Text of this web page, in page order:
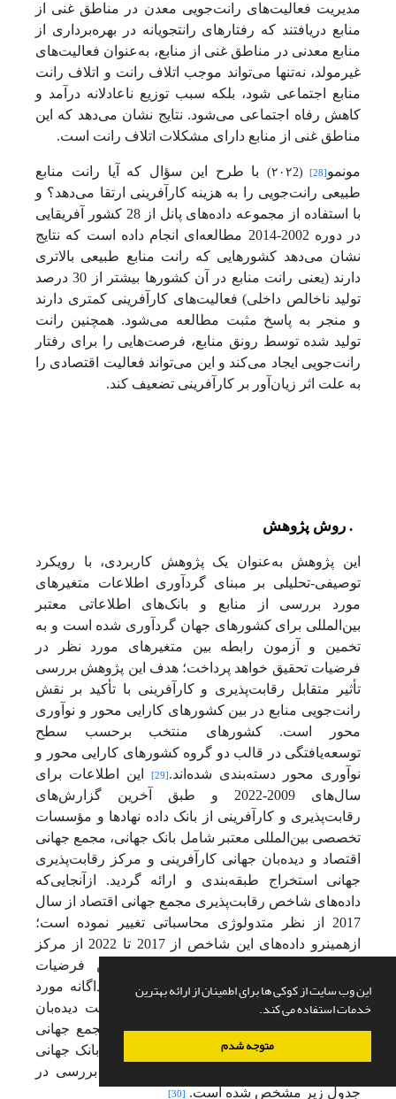
این وب سایت از کوکی ها برای اطمینان از ارائه بهترین
خدمات استفاده می کند.
متوجه شدم
مدیریت فعالیت‌های رانت‌جویی معدن در مناطق غنی از
منابع دریافتند که رفتارهای رانت­جویانه در بهره‌برداری از
منابع معدنی در مناطق غنی از منابع، به‌عنوان فعالیت‌های
غیرمولد، نه‌تنها می‌تواند موجب اتلاف رانت و اتلاف رانت
منابع اجتماعی شود، بلکه سبب توزیع ناعادلانه درآمد و
کاهش رفاه اجتماعی می‌شود. نتایج نشان می‌دهد که این
مناطق غنی از منابع دارای مشکلات اتلاف رانت است.
مونمو [28] (۲۰۲2)
با طرح این سؤال که آیا رانت منابع
طبیعی رانت‌جویی را به هزینه کارآفرینی ارتقا می‌دهد؟ و
با استفاده از مجموعه داده‌های پانل از 28 کشور آفریقایی
در دوره 2002-2014 مطالعه‌ای انجام داده است که نتایج
نشان می‌دهد کشورهایی که رانت منابع طبیعی بالاتری
دارند (یعنی رانت منابع در آن کشورها بیشتر از 30 درصد
تولید ناخالص داخلی) فعالیت‌های کارآفرینی کمتری دارند
و منجر به پاسخ مثبت مطالعه می‌شود. همچنین رانت
تولید شده توسط رونق منابع، فرصت‌هایی را برای رفتار
رانت‌جویی ایجاد می‌کند و این می‌تواند فعالیت اقتصادی را
به علت اثر زیان‌آور بر کارآفرینی تضعیف کند.
این پژوهش به‌عنوان یک پژوهش کاربردی، با رویکرد
توصیفی-تحلیلی بر مبنای گردآوری اطلاعات متغیرهای
مورد بررسی از منابع و بانک‌های اطلاعاتی معتبر
بین‌المللی برای کشورهای جهان گردآوری شده است و به
تخمین و آزمون رابطه بین متغیرهای مورد نظر در
فرضیات تحقیق خواهد پرداخت؛ هدف این پژوهش بررسی
تأثیر متقابل رقابت‌پذیری و کارآفرینی با تأکید بر نقش
رانت‌جویی منابع در بین کشورهای کارایی محور و نوآوری
محور است. کشورهای منتخب برحسب سطح
توسعه‌یافتگی در قالب دو گروه کشورهای کارایی محور و
نوآوری محور دسته‌بندی ‌شده‌اند. [29]
این اطلاعات برای
سال‌های 2009-2022 و طبق آخرین گزارش‌های
رقابت‌پذیری و کارآفرینی از بانک داده نهادها و مؤسسات
تخصصی بین‌المللی معتبر شامل بانک جهانی، مجمع جهانی
اقتصاد و دیده‌بان جهانی کارآفرینی و مرکز رقابت‌پذیری
جهانی استخراج طبقه‌بندی و ارائه گردید. ازآنجایی‌که
داده‌های شاخص رقابت‌پذیری مجمع جهانی اقتصاد از سال
2017 از نظر متدولوژی محاسباتی تغییر نموده است؛
ازهمین­رو داده‌های این شاخص از 2017 تا 2022 از مرکز
جهانی رقابت‌پذیری استخراج شد؛ بنابراین فرضیات
پژوهش با دو دسته دادهای مزبور به‌طور جداگانه مورد
آزمون قرار گرفت. متغیر کارآفرینی از سایت دیده‌بان
جهانی (GEM)، متغیر رقابت‌پذیری از سایت مجمع جهانی
IMD) و سایر متغیرها از سایت بانک جهانی
گردآوری شده است. کشورهای مورد بررسی در
جدول زیر مشخص شده است.
[30]